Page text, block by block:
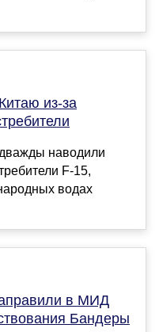
из-за
дважды наводили
F-15,
водах
в МИД
Бандеры